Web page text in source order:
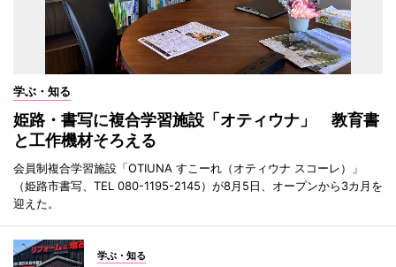
学ぶ・知る
姫路・書写に複合学習施設「オティウナ」 教育書
と工作機材そろえる
会員制複合学習施設「OTIUNA すこーれ（オティウナ スコーレ）」
（姫路市書写、TEL 080-1195-2145）が8月5日、オープンから3カ月を
迎えた。
学ぶ・知る